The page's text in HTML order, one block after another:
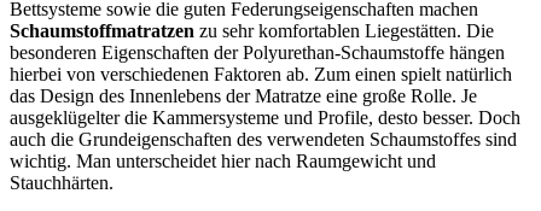
Bettsysteme sowie die guten Federungseigenschaften machen
Schaumstoffmatratzen zu sehr komfortablen Liegestätten. Die
besonderen Eigenschaften der Polyurethan-Schaumstoffe hängen
hierbei von verschiedenen Faktoren ab. Zum einen spielt natürlich
das Design des Innenlebens der Matratze eine große Rolle. Je
ausgeklügelter die Kammersysteme und Profile, desto besser. Doch
auch die Grundeigenschaften des verwendeten Schaumstoffes sind
wichtig. Man unterscheidet hier nach Raumgewicht und
Stauchhärten.